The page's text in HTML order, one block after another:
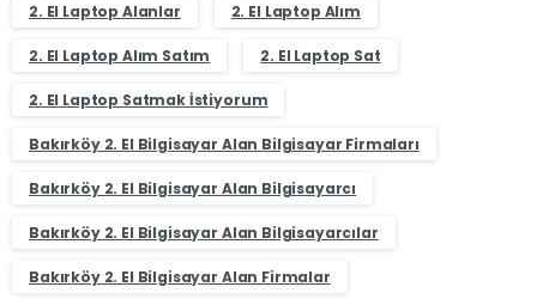
2. El Laptop Alanlar 2. El Laptop Alım
2. El Laptop Alım Satım 2. El Laptop Sat
2. El Laptop Satmak İstiyorum
Bakırköy 2. El Bilgisayar Alan Bilgisayar Firmaları
Bakırköy 2. El Bilgisayar Alan Bilgisayarcı
Bakırköy 2. El Bilgisayar Alan Bilgisayarcılar
Bakırköy 2. El Bilgisayar Alan Firmalar